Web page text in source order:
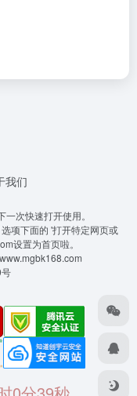
我们
次快速打开使用。
项下面的 '打开特定网页或
设置为首页啦。
www.mgbk168.com